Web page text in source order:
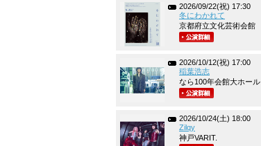
2026/09/22(祝) 17:30
冬にわかれて
京都府立文化芸術会館
2026/10/12(祝) 17:00
稲葉浩志
なら100年会館大ホール
2026/10/24(土) 18:00
Zilqy
神戸VARIT.